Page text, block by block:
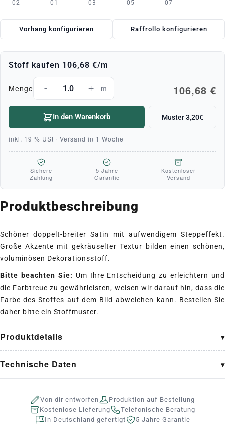
02 01 03 05 07
Vorhang konfigurieren Raffrollo konfigurieren
Stoff kaufen 106,68 €/m
Menge - + m 106,68 €
In den Warenkorb Muster 3,20€
inkl. 19 % USt · Versand in 1 Woche
Sichere
Zahlung
5 Jahre
Garantie
Kostenloser
Versand
Produktbeschreibung
Schöner doppelt-breiter Satin mit aufwendigem Steppeffekt.
Große Akzente mit gekräuselter Textur bilden einen schönen,
voluminösen Dekorationsstoff.
Bitte beachten Sie: Um Ihre Entscheidung zu erleichtern und
die Farbtreue zu gewährleisten, weisen wir darauf hin, dass die
Farbe des Stoffes auf dem Bild abweichen kann. Bestellen Sie
daher bitte ein Stoffmuster.
Produktdetails
Technische Daten
Von dir entworfen
Produktion auf Bestellung
Kostenlose Lieferung
Telefonische Beratung
In Deutschland gefertigt
5 Jahre Garantie